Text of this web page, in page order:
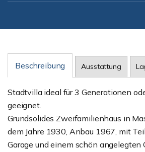
Beschreibung Ausstattung
Stadtvilla ideal für 3 Generationen
geeignet.
Grundsolides Zweifamilienhaus in
dem Jahre 1930, Anbau 1967, mit
Garage und einem schön angelegten